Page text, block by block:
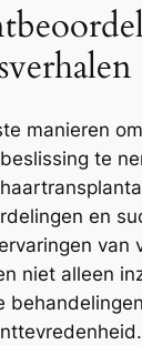
manieren
te
en
van
niet alleen